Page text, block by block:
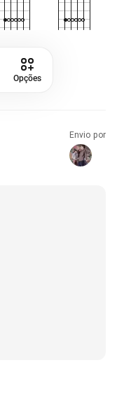
Opções
Envio por